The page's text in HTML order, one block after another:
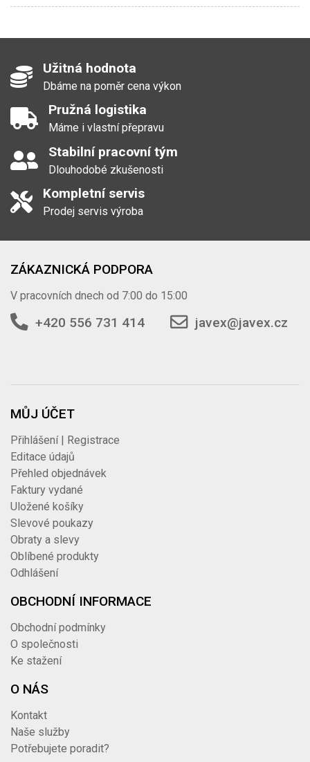
Užitná hodnota
Dbáme na poměr cena výkon
Pružná logistika
Máme i vlastní přepravu
Stabilní pracovní tým
Dlouhodobé zkušenosti
Kompletní servis
Prodej servis výroba
ZÁKAZNICKÁ PODPORA
V pracovních dnech od 7:00 do 15:00
+420 556 731 414 javex@javex.cz
MŮJ ÚČET
Přihlášení | Registrace
Editace údajů
Přehled objednávek
Faktury vydané
Uložené košíky
Slevové poukazy
Obraty a slevy
Oblíbené produkty
Odhlášení
OBCHODNÍ INFORMACE
Obchodní podmínky
O společnosti
Ke stažení
O NÁS
Kontakt
Naše služby
Potřebujete poradit?